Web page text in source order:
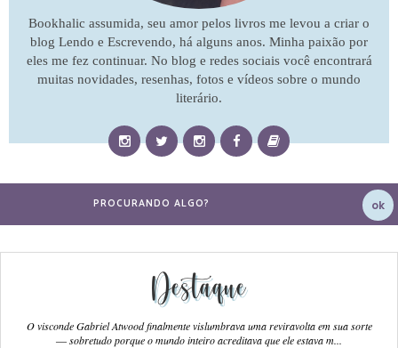
Bookhalic assumida, seu amor pelos livros me levou a criar o
blog Lendo e Escrevendo, há alguns anos. Minha paixão por
eles me fez continuar. No blog e redes sociais você encontrará
muitas novidades, resenhas, fotos e vídeos sobre o mundo
literário.
Destaque
O visconde Gabriel Atwood finalmente vislumbrava uma reviravolta em sua sorte
― sobretudo porque o mundo inteiro acreditava que ele estava m...